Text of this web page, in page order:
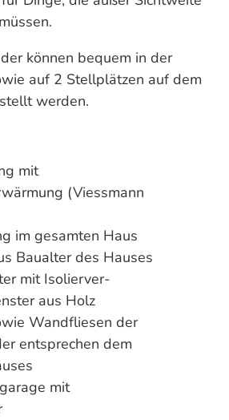
können bequem in der
auf 2 Stellplätzen auf dem
werden.
mit
(Viessmann
im gesamten Haus
Baualter des Hauses
mit Isolierver-
aus Holz
Wandfliesen der
entsprechen dem
mit